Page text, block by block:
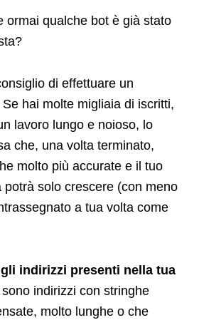
ormai qualche bot è già stato
di effettuare un
hai molte migliaia di iscritti,
lavoro lungo e noioso, lo
che, una volta terminato,
molto più accurate e il tuo
potrà solo crescere (con meno
a tua volta come
gli indirizzi presenti nella tua
indirizzi con stringhe
molto lunghe o che